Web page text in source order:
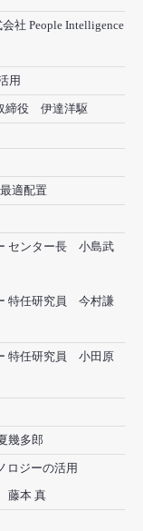
People Intelligence
用
役 伊達洋駆
適配置
ンター長 小島武
任研究員 今村謙
任研究員 小田原
多郎
ロジーの活用
本 真